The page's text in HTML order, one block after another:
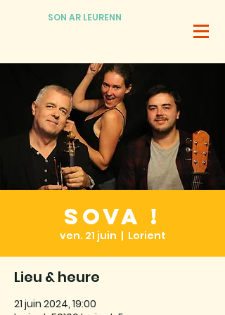
SON AR LEURENN
SOVA !
ven. 21 juin
  |
Lorient
Lieu & heure
21 juin 2024, 19:00